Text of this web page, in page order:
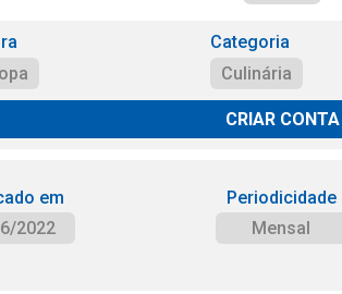
Categoria
Culinária
CRIAR CONTA
em
2022
Periodicidade
Mensal